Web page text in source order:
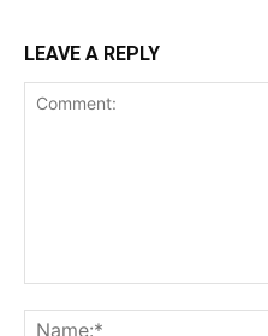
LEAVE A REPLY